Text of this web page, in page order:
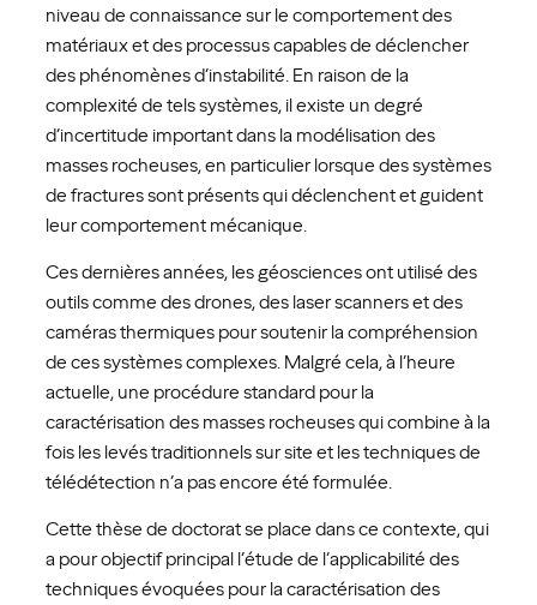
niveau de connaissance sur le comportement des
matériaux et des processus capables de déclencher
des phénomènes d’instabilité. En raison de la
complexité de tels systèmes, il existe un degré
d’incertitude important dans la modélisation des
masses rocheuses, en particulier lorsque des systèmes
de fractures sont présents qui déclenchent et guident
leur comportement mécanique.
Ces dernières années, les géosciences ont utilisé des
outils comme des drones, des laser scanners et des
caméras thermiques pour soutenir la compréhension
de ces systèmes complexes. Malgré cela, à l’heure
actuelle, une procédure standard pour la
caractérisation des masses rocheuses qui combine à la
fois les levés traditionnels sur site et les techniques de
télédétection n’a pas encore été formulée.
Cette thèse de doctorat se place dans ce contexte, qui
a pour objectif principal l’étude de l’applicabilité des
techniques évoquées pour la caractérisation des